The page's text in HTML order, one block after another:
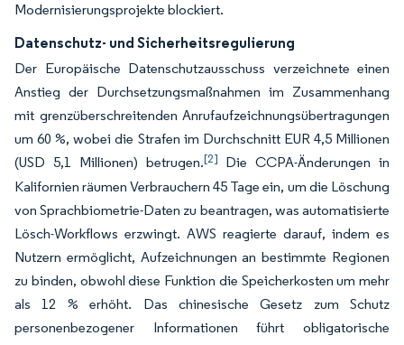
Modernisierungsprojekte blockiert.
Datenschutz- und Sicherheitsregulierung
Der Europäische Datenschutzausschuss verzeichnete einen
Anstieg der Durchsetzungsmaßnahmen im Zusammenhang
mit grenzüberschreitenden Anrufaufzeichnungsübertragungen
um 60 %, wobei die Strafen im Durchschnitt EUR 4,5 Millionen
(USD 5,1 Millionen) betrugen.[2] Die CCPA-Änderungen in
Kalifornien räumen Verbrauchern 45 Tage ein, um die Löschung
von Sprachbiometrie-Daten zu beantragen, was automatisierte
Lösch-Workflows erzwingt. AWS reagierte darauf, indem es
Nutzern ermöglicht, Aufzeichnungen an bestimmte Regionen
zu binden, obwohl diese Funktion die Speicherkosten um mehr
als 12 % erhöht. Das chinesische Gesetz zum Schutz
personenbezogener Informationen führt obligatorische